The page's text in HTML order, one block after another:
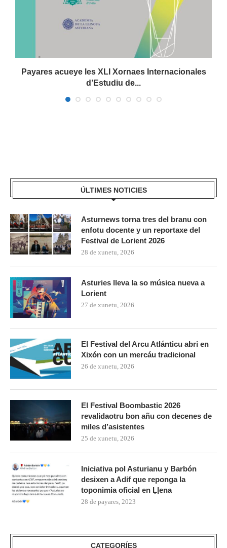
Payares acueye les XLI Xornaes Internacionales
d’Estudiu de...
ÚLTIMES NOTICIES
Asturnews torna tres del branu con
enfotu docente y un reportaxe del
Festival de Lorient 2026
28 de xunetu, 2026
Asturies lleva la so música nueva a
Lorient
27 de xunetu, 2026
El Festival del Arcu Atlánticu abri en
Xixón con un mercáu tradicional
26 de xunetu, 2026
El Festival Boombastic 2026
revalidaotru bon añu con decenes de
miles d’asistentes
25 de xunetu, 2026
Iniciativa pol Asturianu y Barbón
desixen a Adif que reponga la
toponimia oficial en Ḷḷena
28 de payares, 2023
CATEGORÍES